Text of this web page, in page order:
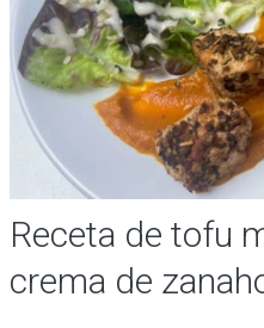
Receta de tofu
crema de